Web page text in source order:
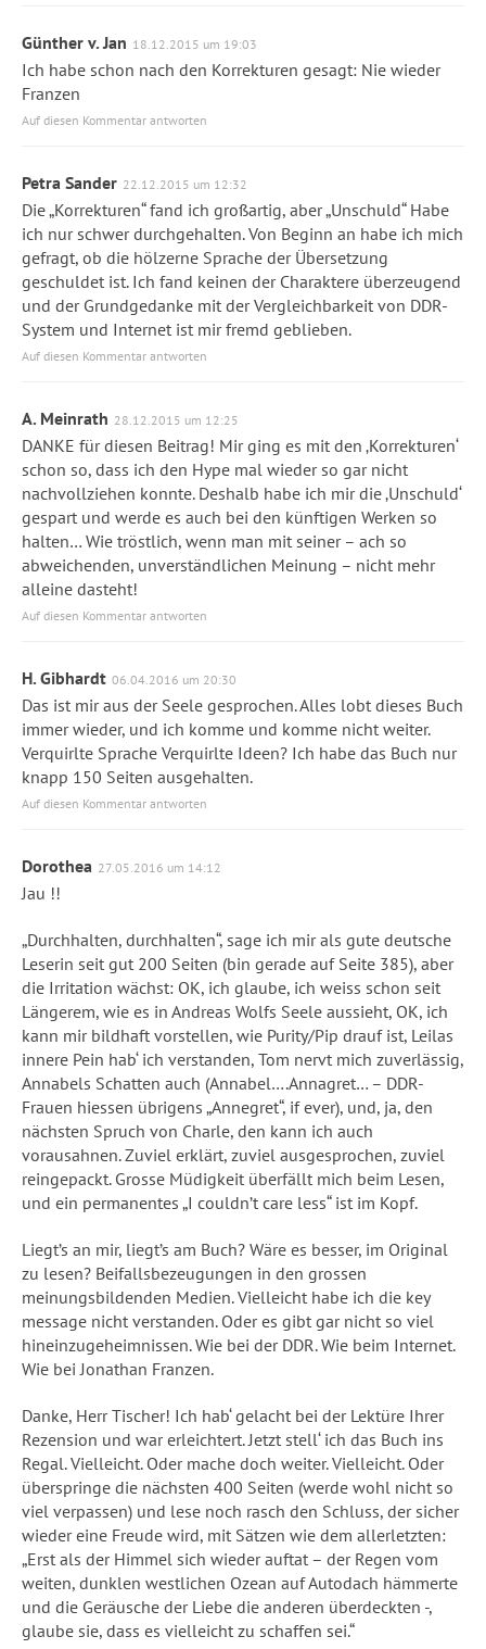
Günther v. Jan 18.12.2015 um 19:03
Ich habe schon nach den Korrekturen gesagt: Nie wieder
Franzen
Auf diesen Kommentar antworten
Petra Sander 22.12.2015 um 12:32
Die „Korrekturen“ fand ich großartig, aber „Unschuld“ Habe
ich nur schwer durchgehalten. Von Beginn an habe ich mich
gefragt, ob die hölzerne Sprache der Übersetzung
geschuldet ist. Ich fand keinen der Charaktere überzeugend
und der Grundgedanke mit der Vergleichbarkeit von DDR-
System und Internet ist mir fremd geblieben.
Auf diesen Kommentar antworten
A. Meinrath 28.12.2015 um 12:25
DANKE für diesen Beitrag! Mir ging es mit den ‚Korrekturen‘
schon so, dass ich den Hype mal wieder so gar nicht
nachvollziehen konnte. Deshalb habe ich mir die ‚Unschuld‘
gespart und werde es auch bei den künftigen Werken so
halten… Wie tröstlich, wenn man mit seiner – ach so
abweichenden, unverständlichen Meinung – nicht mehr
alleine dasteht!
Auf diesen Kommentar antworten
H. Gibhardt 06.04.2016 um 20:30
Das ist mir aus der Seele gesprochen. Alles lobt dieses Buch
immer wieder, und ich komme und komme nicht weiter.
Verquirlte Sprache Verquirlte Ideen? Ich habe das Buch nur
knapp 150 Seiten ausgehalten.
Auf diesen Kommentar antworten
Dorothea 27.05.2016 um 14:12
Jau !!
„Durchhalten, durchhalten“, sage ich mir als gute deutsche
Leserin seit gut 200 Seiten (bin gerade auf Seite 385), aber
die Irritation wächst: OK, ich glaube, ich weiss schon seit
Längerem, wie es in Andreas Wolfs Seele aussieht, OK, ich
kann mir bildhaft vorstellen, wie Purity/Pip drauf ist, Leilas
innere Pein hab‘ ich verstanden, Tom nervt mich zuverlässig,
Annabels Schatten auch (Annabel….Annagret… – DDR-
Frauen hiessen übrigens „Annegret“, if ever), und, ja, den
nächsten Spruch von Charle, den kann ich auch
vorausahnen. Zuviel erklärt, zuviel ausgesprochen, zuviel
reingepackt. Grosse Müdigkeit überfällt mich beim Lesen,
und ein permanentes „I couldn’t care less“ ist im Kopf.
Liegt’s an mir, liegt’s am Buch? Wäre es besser, im Original
zu lesen? Beifallsbezeugungen in den grossen
meinungsbildenden Medien. Vielleicht habe ich die key
message nicht verstanden. Oder es gibt gar nicht so viel
hineinzugeheimnissen. Wie bei der DDR. Wie beim Internet.
Wie bei Jonathan Franzen.
Danke, Herr Tischer! Ich hab‘ gelacht bei der Lektüre Ihrer
Rezension und war erleichtert. Jetzt stell‘ ich das Buch ins
Regal. Vielleicht. Oder mache doch weiter. Vielleicht. Oder
überspringe die nächsten 400 Seiten (werde wohl nicht so
viel verpassen) und lese noch rasch den Schluss, der sicher
wieder eine Freude wird, mit Sätzen wie dem allerletzten:
„Erst als der Himmel sich wieder auftat – der Regen vom
weiten, dunklen westlichen Ozean auf Autodach hämmerte
und die Geräusche der Liebe die anderen überdeckten -,
glaube sie, dass es vielleicht zu schaffen sei.“